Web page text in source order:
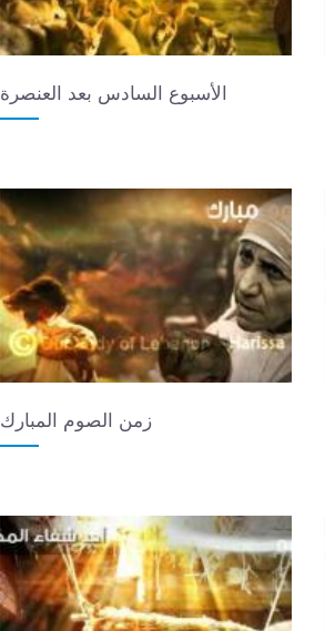
الأسبوع السادس بعد العنصرة
زمن الصوم المبارك